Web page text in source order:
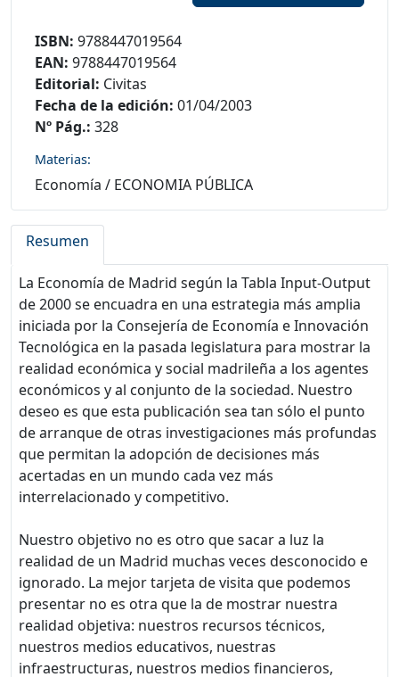
ISBN: 9788447019564
EAN: 9788447019564
Editorial: Civitas
Fecha de la edición: 01/04/2003
Nº Pág.: 328
Materias:
Economía / ECONOMIA PÚBLICA
Resumen
La Economía de Madrid según la Tabla Input-Output
de 2000 se encuadra en una estrategia más amplia
iniciada por la Consejería de Economía e Innovación
Tecnológica en la pasada legislatura para mostrar la
realidad económica y social madrileña a los agentes
económicos y al conjunto de la sociedad. Nuestro
deseo es que esta publicación sea tan sólo el punto
de arranque de otras investigaciones más profundas
que permitan la adopción de decisiones más
acertadas en un mundo cada vez más
interrelacionado y competitivo.
Nuestro objetivo no es otro que sacar a luz la
realidad de un Madrid muchas veces desconocido e
ignorado. La mejor tarjeta de visita que podemos
presentar no es otra que la de mostrar nuestra
realidad objetiva: nuestros recursos técnicos,
nuestros medios educativos, nuestras
infraestructuras, nuestros medios financieros,